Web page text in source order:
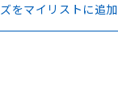
をマイリストに追加